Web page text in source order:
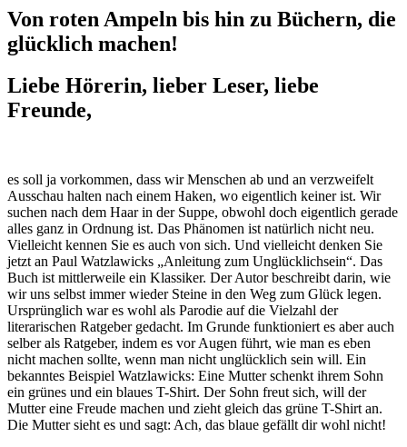
Von roten Ampeln bis hin zu Büchern, die
glücklich machen!
Liebe Hörerin, lieber Leser, liebe
Freunde,
es soll ja vorkommen, dass wir Menschen ab und an verzweifelt
Ausschau halten nach einem Haken, wo eigentlich keiner ist. Wir
suchen nach dem Haar in der Suppe, obwohl doch eigentlich gerade
alles ganz in Ordnung ist. Das Phänomen ist natürlich nicht neu.
Vielleicht kennen Sie es auch von sich. Und vielleicht denken Sie
jetzt an Paul Watzlawicks „Anleitung zum Unglücklichsein“. Das
Buch ist mittlerweile ein Klassiker. Der Autor beschreibt darin, wie
wir uns selbst immer wieder Steine in den Weg zum Glück legen.
Ursprünglich war es wohl als Parodie auf die Vielzahl der
literarischen Ratgeber gedacht. Im Grunde funktioniert es aber auch
selber als Ratgeber, indem es vor Augen führt, wie man es eben
nicht machen sollte, wenn man nicht unglücklich sein will. Ein
bekanntes Beispiel Watzlawicks: Eine Mutter schenkt ihrem Sohn
ein grünes und ein blaues T-Shirt. Der Sohn freut sich, will der
Mutter eine Freude machen und zieht gleich das grüne T-Shirt an.
Die Mutter sieht es und sagt: Ach, das blaue gefällt dir wohl nicht!